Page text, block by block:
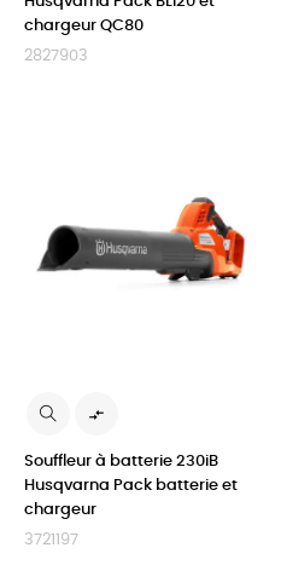
chargeur QC80
2827903

Souffleur à batterie 230iB
Husqvarna Pack batterie et
chargeur
3721197